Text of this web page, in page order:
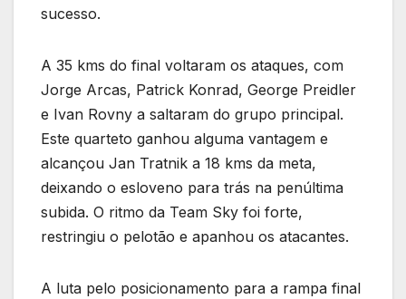
sucesso.
A 35 kms do final voltaram os ataques, com
Jorge Arcas, Patrick Konrad, George Preidler
e Ivan Rovny a saltaram do grupo principal.
Este quarteto ganhou alguma vantagem e
alcançou Jan Tratnik a 18 kms da meta,
deixando o esloveno para trás na penúltima
subida. O ritmo da Team Sky foi forte,
restringiu o pelotão e apanhou os atacantes.
A luta pelo posicionamento para a rampa final